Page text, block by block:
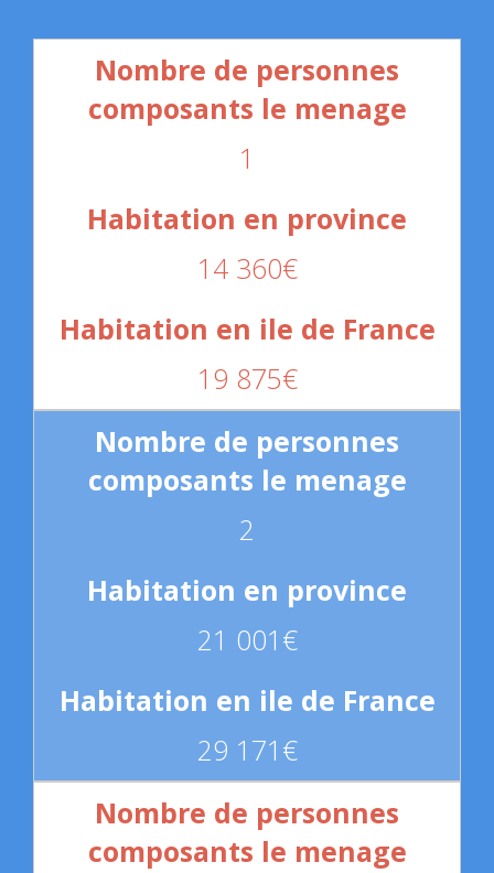
1
14 360€
19 875€
2
21 001€
29 171€